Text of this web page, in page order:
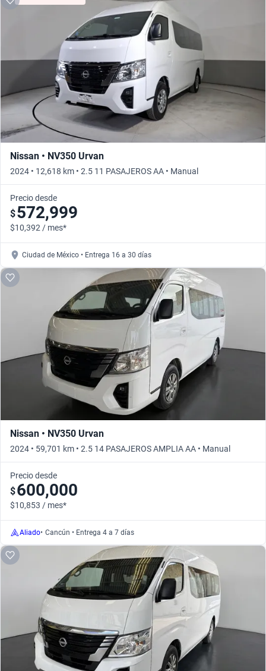
Nissan • NV350 Urvan
2024 • 12,618 km • 2.5 11 PASAJEROS AA • Manual
Precio desde
$572,999
$10,392 / mes*
Ciudad de México • Entrega 16 a 30 días
Nissan • NV350 Urvan
2024 • 59,701 km • 2.5 14 PASAJEROS AMPLIA AA • Manual
Precio desde
$600,000
$10,853 / mes*
Aliado• Cancún • Entrega 4 a 7 días